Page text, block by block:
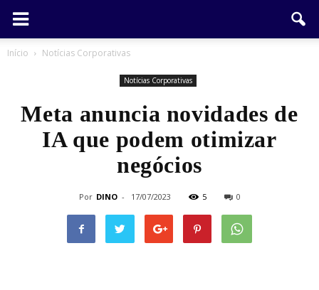
Início Notícias Corporativas
Notícias Corporativas
Meta anuncia novidades de
IA que podem otimizar
negócios
Por DINO - 17/07/2023 5 0